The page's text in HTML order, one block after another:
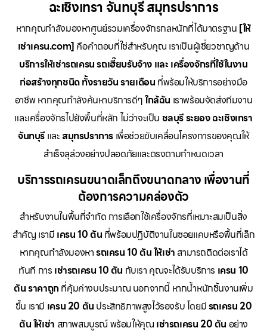
ฉะเชิงเทรา จันทบุรี สมุทรปราการ
หากคุณกำลังมองหาศูนย์รวมเครื่องจักรกลหนักที่ได้มาตรฐาน [ให้
เช่าเครน.com] คือคำตอบที่ใช่สำหรับคุณ เราเป็นผู้เชี่ยวชาญด้าน
บริการให้เช่ารถเครน รถเฮี๊ยบรับจ้าง และ เครื่องจักรที่ใช้ในงาน
ก่อสร้างทุกชนิด ทั้งรายวัน รายเดือน ที่พร้อมให้บริการอย่างมือ
อาชีพ หากคุณกำลังค้นหาบริการดีๆใกล้ฉัน เราพร้อมจัดส่งทีมงาน
และเครื่องจักรไปยังพื้นที่หลัก ไม่ว่าจะเป็น ชลบุรี ระยอง ฉะเชิงเทรา
จันทบุรี และสมุทรปราการ เพื่อช่วยขับเคลื่อนโครงการของคุณให้
สำเร็จลุล่วงอย่างปลอดภัยและตรงตามกำหนดเวลา
บริการรถเครนขนาดเล็กถึงขนาดกลาง เพื่องานที่
ต้องการความคล่องตัว
สำหรับงานในพื้นที่จำกัด การเลือกใช้เครื่องจักรที่เหมาะสมเป็นสิ่ง
สำคัญ เรามี เครน 10 ตัน ที่พร้อมปฏิบัติงานในซอยแคบหรือพื้นที่เล็ก
หากคุณกำลังมองหารถเครน 10 ตัน ให้เช่า สามารถติดต่อเราได้
ทันที การ เช่ารถเครน 10 ตัน กับเรา คุณจะได้รับบริการ เครน 10
ตัน ราคาถูกที่คุ้มค่างบประมาณ นอกจากนี้ หากน้ำหนักชิ้นงานเพิ่ม
ขึ้น เรามี เครน 20 ตัน ประสิทธิภาพสูงไว้รองรับ โดยมีรถเครน 20
ตัน ให้เช่า สภาพสมบูรณ์ พร้อมให้คุณ เช่ารถเครน 20 ตัน อย่าง